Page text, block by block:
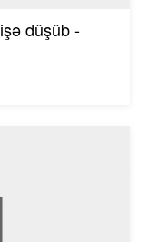
düşüb -